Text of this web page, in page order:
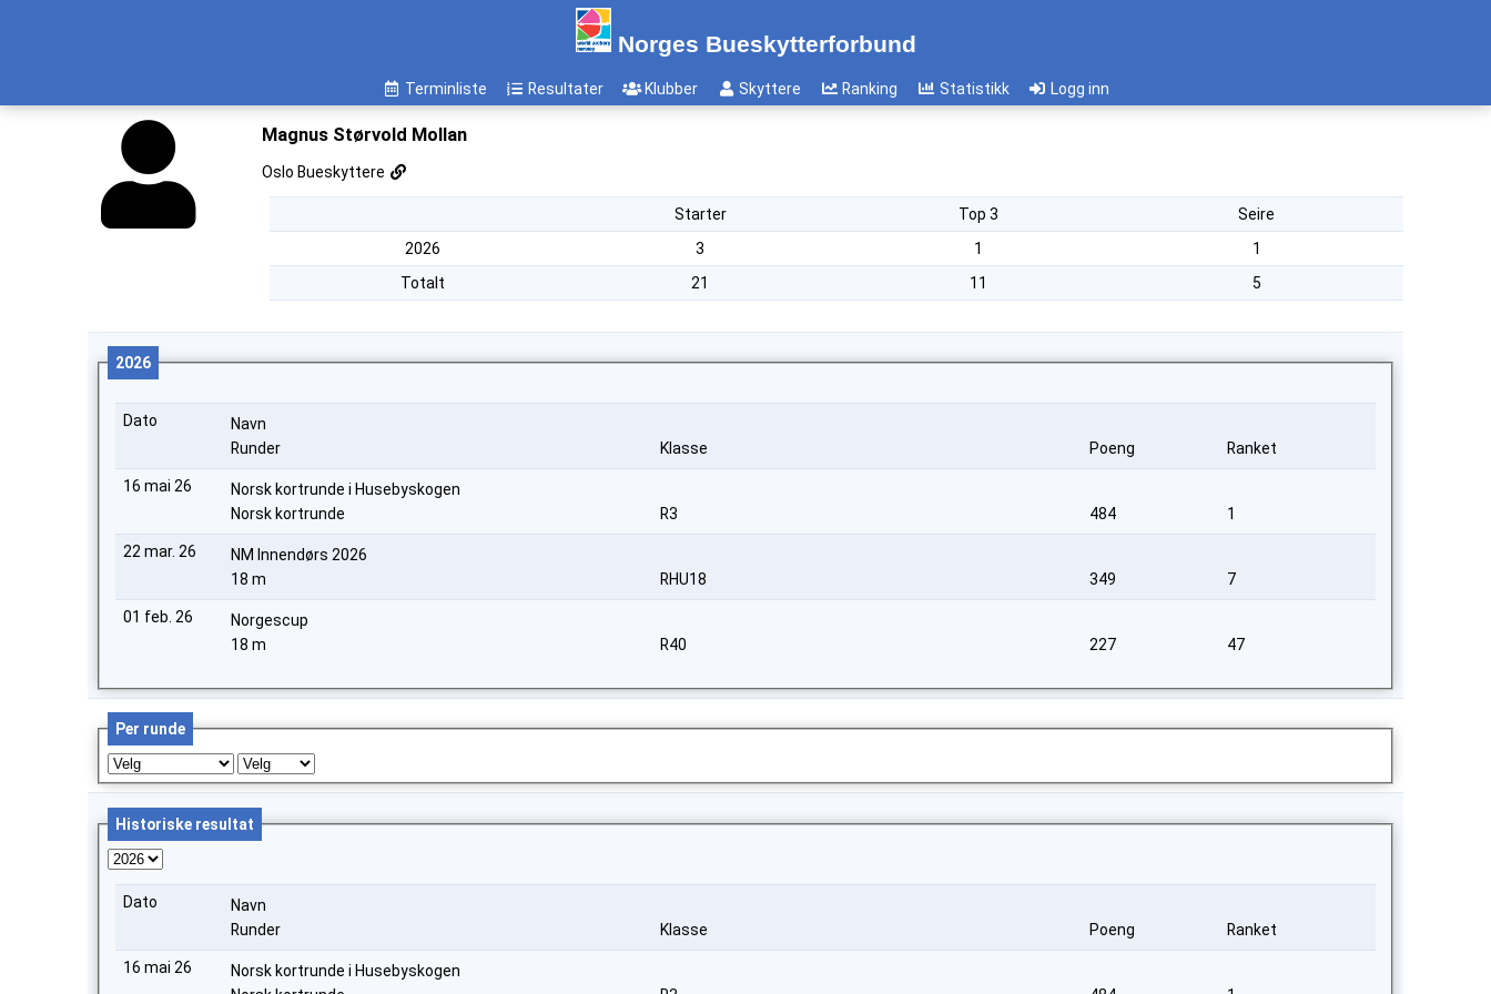
Norges Bueskytterforbund
Terminliste Resultater Klubber Skyttere Ranking Statistikk Logg inn
Magnus Størvold Mollan
Oslo Bueskyttere
Starter Top 3
Seire
2026
3 1
1
Totalt
21 11 5
2026
Dato
Navn
Runder
Klasse Poeng Ranket
16 mai 26
Norsk kortrunde i Husebyskogen
Norsk kortrunde
R3 484 1
22 mar. 26
NM Innendørs 2026
18 m
RHU18 349 7
01 feb. 26
Norgescup
18 m
R40 227 47
Per runde
Historiske resultat
Dato
Navn
Runder
Klasse Poeng Ranket
16 mai 26
Norsk kortrunde i Husebyskogen